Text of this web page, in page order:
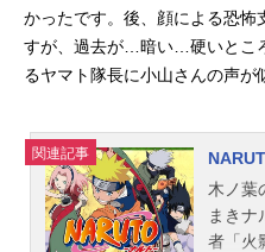
かったです。後、顔による恐
すが、過去が…暗い…硬いとこ
るヤマト隊長に小山さんの声が
関連記事
木ノ葉
まきナ
者「火